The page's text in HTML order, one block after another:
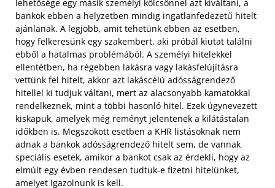
lehetősége egy másik személyi kölcsönnel azt kiváltani, a
bankok ebben a helyzetben mindig ingatlanfedezetű hitelt
ajánlanak. A legjobb, amit tehetünk ebben az esetben,
hogy felkeresünk egy szakembert, aki próbál kiutat találni
ebből a hatalmas problémából. A személyi hitelekkel
ellentétben, ha régebben lakásra vagy lakásfelújításra
vettünk fel hitelt, akkor azt lakáscélú adósságrendező
hitellel ki tudjuk váltani, mert az alacsonyabb kamatokkal
rendelkeznek, mint a többi hasonló hitel. Ezek úgynevezett
kiskapuk, amelyek még reményt jelentenek a kilátástalan
időkben is. Megszokott esetben a KHR listásoknak nem
adnak a bankok adósságrendező hitelt sem, de vannak
speciális esetek, amikor a bankot csak az érdekli, hogy az
elmúlt egy évben rendesen tudtuk-e fizetni hitelünket,
amelyet igazolnunk is kell.